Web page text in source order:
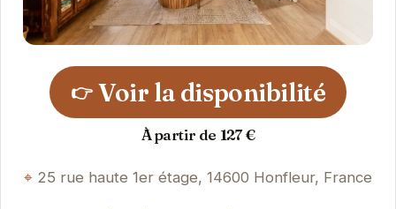
👉 Voir la disponibilité
À partir de 127 €
25 rue haute 1er étage, 14600 Honfleur, France